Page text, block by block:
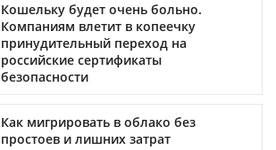
Кошельку будет очень больно.
Компаниям влетит в копеечку
принудительный переход на
российские сертификаты
безопасности
Как мигрировать в облако без
простоев и лишних затрат